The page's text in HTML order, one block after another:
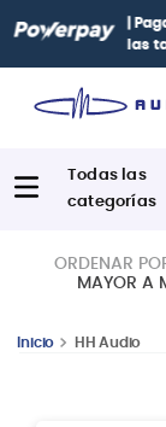
con todas
ORDENAR
MAYOR A
HH Audio